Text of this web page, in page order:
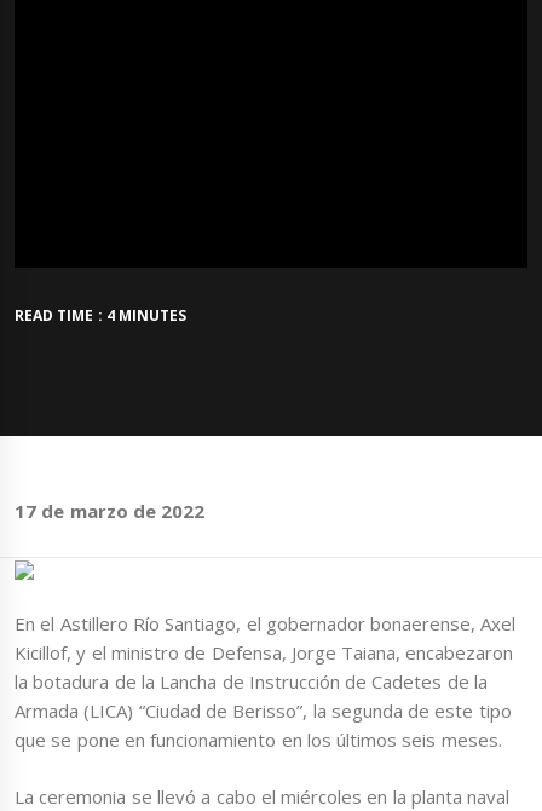
READ TIME : 4 MINUTES
17 de marzo de 2022
En el Astillero Río Santiago, el gobernador bonaerense, Axel
Kicillof, y el ministro de Defensa, Jorge Taiana, encabezaron
la botadura de la Lancha de Instrucción de Cadetes de la
Armada (LICA) “Ciudad de Berisso”, la segunda de este tipo
que se pone en funcionamiento en los últimos seis meses.
La ceremonia se llevó a cabo el miércoles en la planta naval